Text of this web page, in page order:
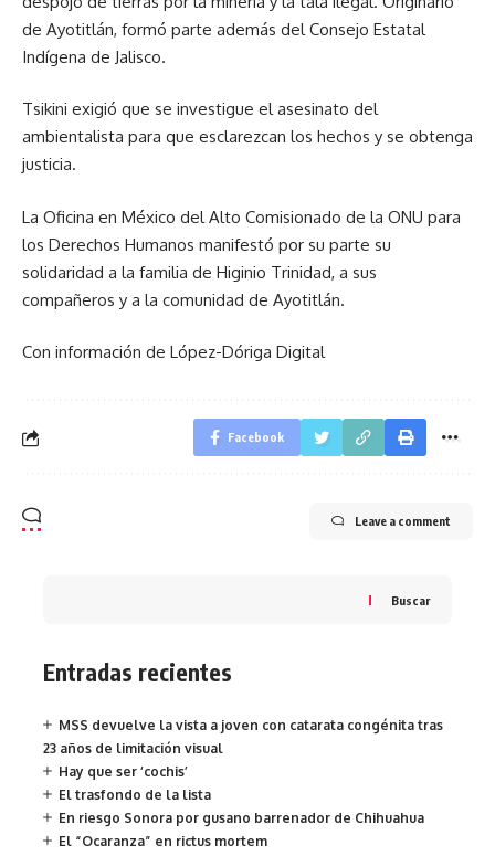
de Ayotitlán, formó parte además del Consejo Estatal
Indígena de Jalisco.
Tsikini exigió que se investigue el asesinato del
ambientalista para que esclarezcan los hechos y se obtenga
justicia.
La Oficina en México del Alto Comisionado de la ONU para
los Derechos Humanos manifestó por su parte su
solidaridad a la familia de Higinio Trinidad, a sus
compañeros y a la comunidad de Ayotitlán.
Con información de López-Dóriga Digital
Facebook
Leave a comment
Buscar
Entradas recientes
MSS devuelve la vista a joven con catarata congénita tras
23 años de limitación visual
Hay que ser ‘cochis’
El trasfondo de la lista
En riesgo Sonora por gusano barrenador de Chihuahua
El “Ocaranza” en rictus mortem